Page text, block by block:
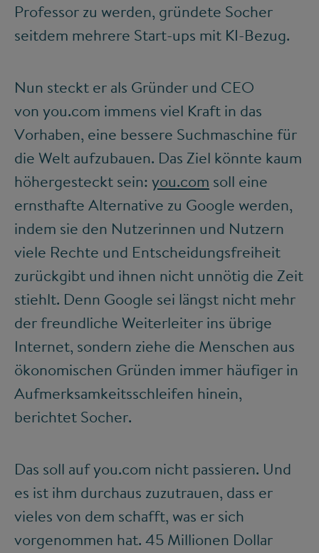
Professor zu werden, gründete Socher
seitdem mehrere Start-ups mit KI-Bezug.
Nun steckt er als Gründer und CEO
von you.com immens viel Kraft in das
Vorhaben, eine bessere Suchmaschine für
die Welt aufzubauen. Das Ziel könnte kaum
höhergesteckt sein: you.com soll eine
ernsthafte Alternative zu Google werden,
indem sie den Nutzerinnen und Nutzern
viele Rechte und Entscheidungsfreiheit
zurückgibt und ihnen nicht unnötig die Zeit
stiehlt. Denn Google sei längst nicht mehr
der freundliche Weiterleiter ins übrige
Internet, sondern ziehe die Menschen aus
ökonomischen Gründen immer häufiger in
Aufmerksamkeitsschleifen hinein,
berichtet Socher.
Das soll auf you.com nicht passieren. Und
es ist ihm durchaus zuzutrauen, dass er
vieles von dem schafft, was er sich
vorgenommen hat. 45 Millionen Dollar